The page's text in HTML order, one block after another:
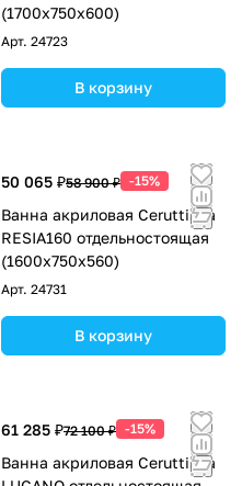
(1700x750x600)
Арт. 24723
В корзину
50 065 ₽58 900 ₽ -15%
Ванна акриловая Ceruttispa
RESIA160 отдельностоящая
(1600x750x560)
Арт. 24731
В корзину
61 285 ₽72 100 ₽ -15%
Ванна акриловая Ceruttispa